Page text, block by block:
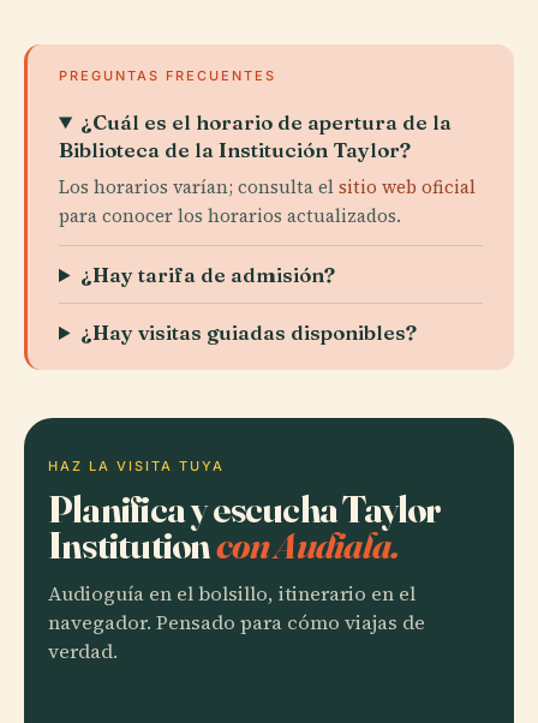
PREGUNTAS FRECUENTES
¿Cuál es el horario de apertura de la
Biblioteca de la Institución Taylor?
Los horarios varían; consulta elsitio web oficial
para conocer los horarios actualizados.
¿Hay tarifa de admisión?
¿Hay visitas guiadas disponibles?
HAZ LA VISITA TUYA
Planifica y escucha Taylor
Institutioncon Audiala.
Audioguía en el bolsillo, itinerario en el
navegador. Pensado para cómo viajas de
verdad.